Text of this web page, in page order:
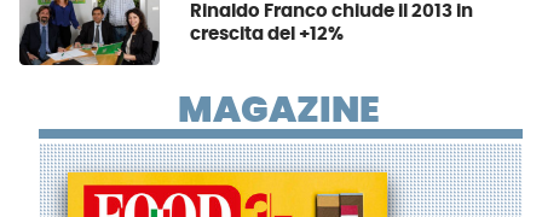
Rinaldo Franco chiude il 2013 in
crescita del +12%
MAGAZINE